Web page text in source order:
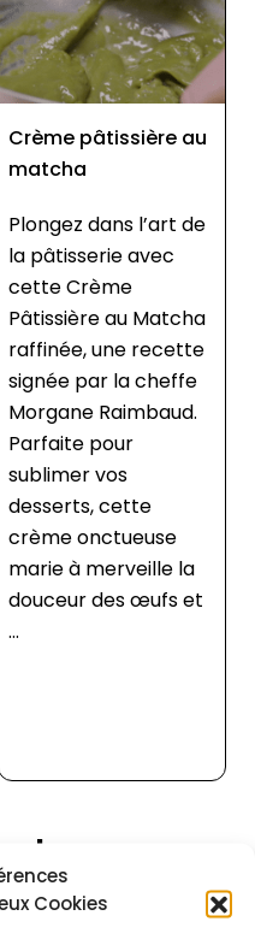
Cookies
Chouquettes au
matcha
Découvrez la recette
incontournable des
chouquettes garnies
au matcha, une fusion
délicate entre la
tradition française et
la touche raffinée du
thé vert japonais. Ces
petites douceurs
aériennes, garnies
d’une crème
pâtissière onctueus...
les cours
ainsi que toutes les
une formule